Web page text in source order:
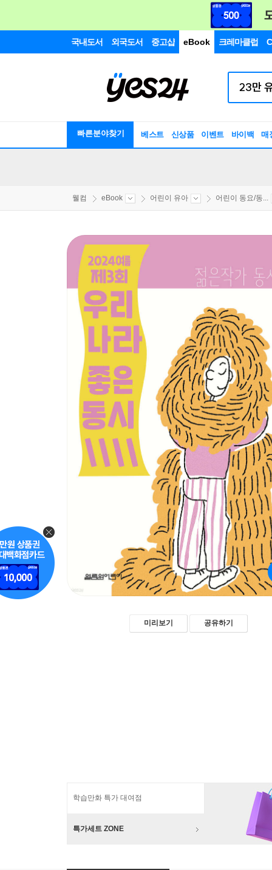
국내도서 외국도서 중고샵 eBook 크레마클럽
빠른분야찾기 베스트 신상품 이벤트 바이백 매
웰컴 eBook 어린이 유아 어린이 동요/동...
미리보기 공유하기
학습만화 특가 대여점
특가세트 ZONE